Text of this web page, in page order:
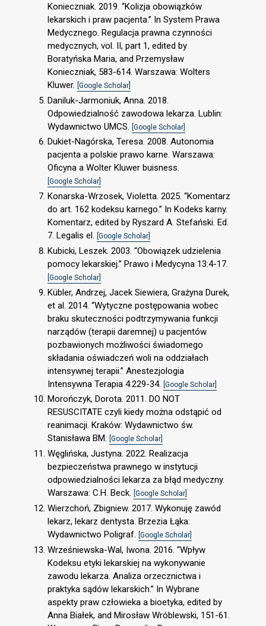
Konieczniak. 2019. “Kolizja obowiązków
lekarskich i praw pacjenta.” In System Prawa
Medycznego. Regulacja prawna czynności
medycznych, vol. II, part 1, edited by
Boratyńska Maria, and Przemysław
Konieczniak, 583-614. Warszawa: Wolters
Kluwer. [Google Scholar]
Daniluk-Jarmoniuk, Anna. 2018.
Odpowiedzialność zawodowa lekarza. Lublin:
Wydawnictwo UMCS.
[Google Scholar]
Dukiet-Nagórska, Teresa. 2008. Autonomia
pacjenta a polskie prawo karne. Warszawa:
Oficyna a Wolter Kluwer buisness.
[Google Scholar]
Konarska-Wrzosek, Violetta. 2025. “Komentarz
do art. 162 kodeksu karnego.” In Kodeks karny.
Komentarz, edited by Ryszard A. Stefański. Ed.
7. Legalis el. [Google Scholar]
Kubicki, Leszek. 2003. “Obowiązek udzielenia
pomocy lekarskiej.” Prawo i Medycyna 13:4-17.
[Google Scholar]
Kübler, Andrzej, Jacek Siewiera, Grażyna Durek,
et al. 2014. “Wytyczne postępowania wobec
braku skuteczności podtrzymywania funkcji
narządów (terapii daremnej) u pacjentów
pozbawionych możliwości świadomego
składania oświadczeń woli na oddziałach
intensywnej terapii.” Anestezjologia
Intensywna Terapia 4:229-34.
[Google Scholar]
Morończyk, Dorota. 2011. DO NOT
RESUSCITATE czyli kiedy można odstąpić od
reanimacji. Kraków: Wydawnictwo św.
Stanisława BM. [Google Scholar]
Węglińska, Justyna. 2022. Realizacja
bezpieczeństwa prawnego w instytucji
odpowiedzialności lekarza za błąd medyczny.
Warszawa: C.H. Beck. [Google Scholar]
Wierzchoń, Zbigniew. 2017. Wykonuję zawód
lekarz, lekarz dentysta. Brzezia Łąka:
Wydawnictwo Poligraf. [Google Scholar]
Wrześniewska-Wal, Iwona. 2016. “Wpływ
Kodeksu etyki lekarskiej na wykonywanie
zawodu lekarza. Analiza orzecznictwa i
praktyka sądów lekarskich.” In Wybrane
aspekty praw człowieka a bioetyka, edited by
Anna Białek, and Mirosław Wróblewski, 151-61.